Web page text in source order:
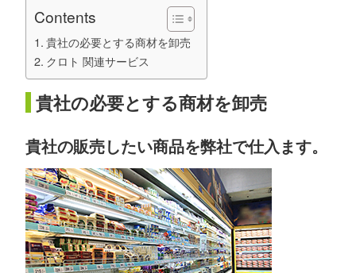
Contents
貴社の必要とする商材を卸売
クロト 関連サービス
貴社の必要とする商材を卸売
貴社の販売したい商品を弊社で仕入ます。